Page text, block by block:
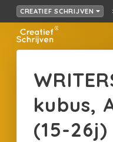
CREATIEF SCHRIJVEN
kubus,
(15-26j)